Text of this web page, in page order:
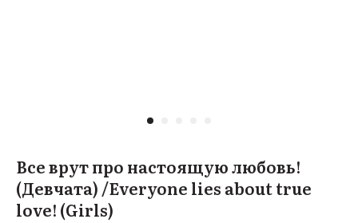
Все врут про настоящую любовь!
(Девчата) /Everyone lies about true
love! (Girls)